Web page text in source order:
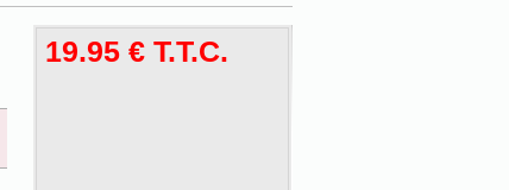
19.95 € T.T.C.